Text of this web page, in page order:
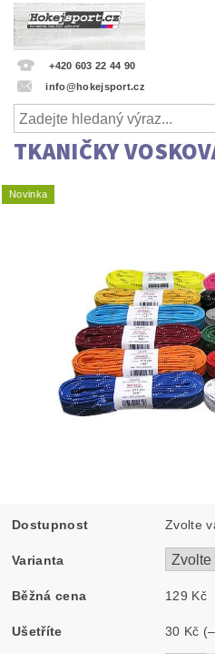
+420 603 22 44 90
info@hokejsport.cz
TKANIČKY
Novinka
Dostupnost Zvolte
Varianta
Běžná cena 129 Kč
Ušetříte 30 Kč